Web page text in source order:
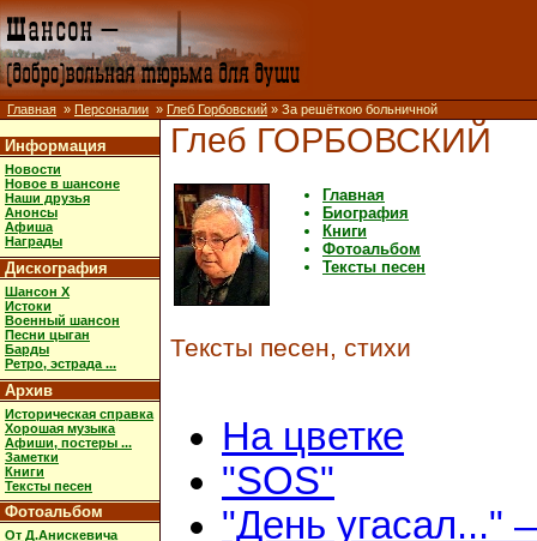
Главная » Персоналии » Глеб Горбовский » За решёткою больничной
Информация
Новости
Новое в шансоне
Наши друзья
Анонсы
Афиша
Награды
Дискография
Шансон X
Истоки
Военный шансон
Песни цыган
Барды
Ретро, эстрада ...
Архив
Историческая справка
Хорошая музыка
Афиши, постеры ...
Заметки
Книги
Тексты песен
Фотоальбом
От Д.Анискевича
Глеб ГОРБОВСКИЙ
Главная
Биография
Книги
Фотоальбом
Тексты песен
Тексты песен, стихи
На цветке
"SOS"
"День угасал..."